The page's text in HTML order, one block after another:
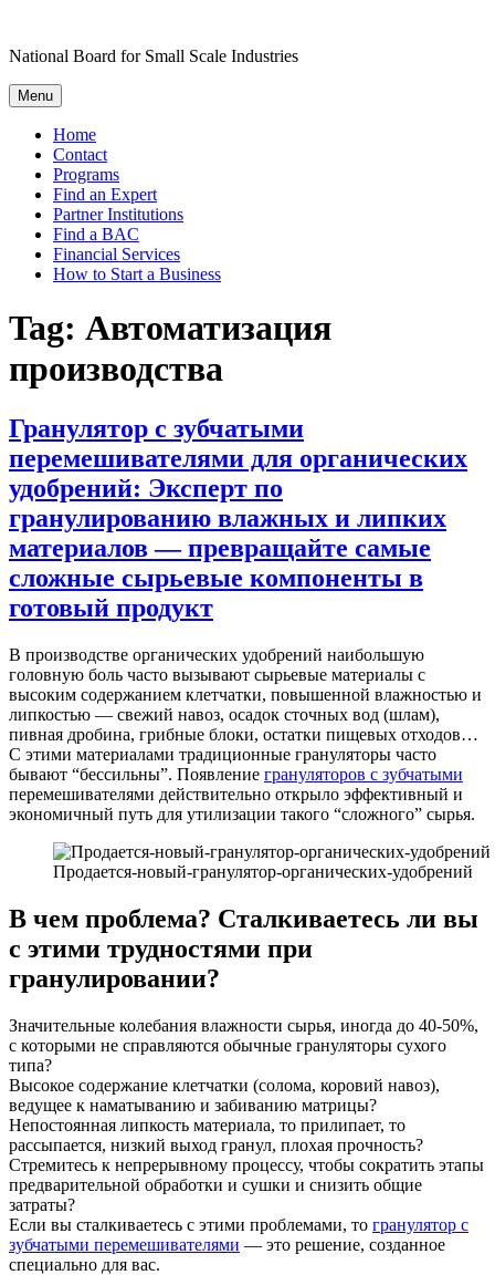
content
National Board for Small Scale Industries
Menu
Home
Contact
Programs
Find an Expert
Partner Institutions
Find a BAC
Financial Services
How to Start a Business
Tag: Автоматизация
производства
Гранулятор с зубчатыми
перемешивателями для органических
удобрений: Эксперт по
гранулированию влажных и липких
материалов — превращайте самые
сложные сырьевые компоненты в
готовый продукт
В производстве органических удобрений наибольшую
головную боль часто вызывают сырьевые материалы с
высоким содержанием клетчатки, повышенной влажностью и
липкостью — свежий навоз, осадок сточных вод (шлам),
пивная дробина, грибные блоки, остатки пищевых отходов…
С этими материалами традиционные грануляторы часто
бывают “бессильны”. Появление грануляторов с зубчатыми
перемешивателями действительно открыло эффективный и
экономичный путь для утилизации такого “сложного” сырья.
Продается-новый-гранулятор-органических-удобрений
В чем проблема? Сталкиваетесь ли вы
с этими трудностями при
гранулировании?
Значительные колебания влажности сырья, иногда до 40-50%,
с которыми не справляются обычные грануляторы сухого
типа?
Высокое содержание клетчатки (солома, коровий навоз),
ведущее к наматыванию и забиванию матрицы?
Непостоянная липкость материала, то прилипает, то
рассыпается, низкий выход гранул, плохая прочность?
Стремитесь к непрерывному процессу, чтобы сократить этапы
предварительной обработки и сушки и снизить общие
затраты?
Если вы сталкиваетесь с этими проблемами, то гранулятор с
зубчатыми перемешивателями — это решение, созданное
специально для вас.